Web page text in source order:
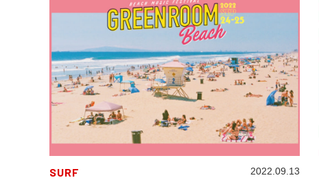
SURF 2022.09.13